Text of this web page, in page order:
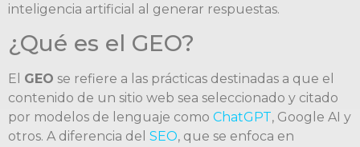
inteligencia artificial al generar respuestas.
¿Qué es el GEO?
El GEO se refiere a las prácticas destinadas a que el
contenido de un sitio web sea seleccionado y citado
por modelos de lenguaje como ChatGPT, Google AI y
otros. A diferencia del SEO, que se enfoca en